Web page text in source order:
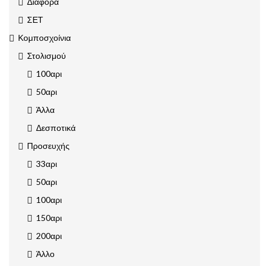
ΣΕΤ
Κομποσχοίνια
Στολισμού
100αρι
50αρι
Άλλα
Δεσποτικά
Προσευχής
33αρι
50αρι
100αρι
150αρι
200αρι
Άλλο